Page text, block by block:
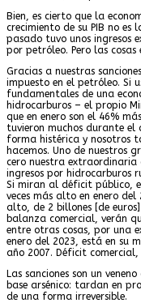
Bien, es cierto que la
crecimiento de su PIB no es
pasado tuvo unos ingresos
por petróleo. Pero las cosas
Gracias a nuestras
impuesto en el petróleo. Si
fundamentales de una
hidrocarburos – el propio
que en enero son el 46%
tuvieron muchos durante el
forma histérica y nosotros
hacemos. Uno de nuestros
cero nuestra extraordinaria
ingresos por hidrocarburos
Si miran al déficit público,
veces más alto en enero del
alto, de 2 billones [de
balanza comercial, verán
entre otras cosas, por una
enero del 2023, está en su
año 2007. Déficit
Las sanciones son un
base arsénico: tardan en
de una forma irreversible.